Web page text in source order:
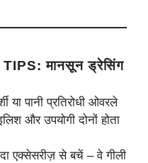
:मानसून ड्रेसिंग
या पानी प्रतिरोधी ओवरले
और उपयोगी दोनों होता
एक्सेसरीज़ से बचें – वे गीली